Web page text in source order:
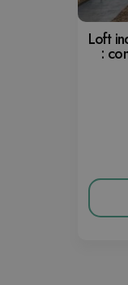
Loft
: